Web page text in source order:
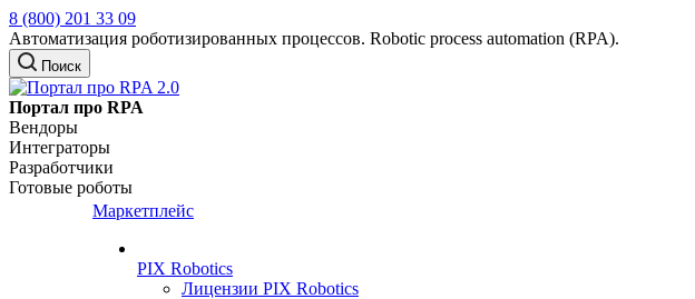
8 (800) 201 33 09
Автоматизация роботизированных процессов. Robotic process automation (RPA).
Поиск
Портал про RPA
Вендоры
Интеграторы
Разработчики
Готовые роботы
Маркетплейс
PIX Robotics
Лицензии PIX Robotics